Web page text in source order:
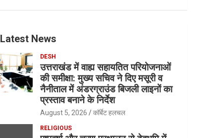
Latest News
DESH
उत्तराखंड में वाह्य सहायतित परियोजनाओं
की समीक्षा: मुख्य सचिव ने दिए मसूरी व
नैनीताल में अंडरग्राउंड बिजली लाइनों का
प्रस्ताव बनाने के निर्देश
August 5, 2026 कॉर्बेट हलचल
RELIGIOUS